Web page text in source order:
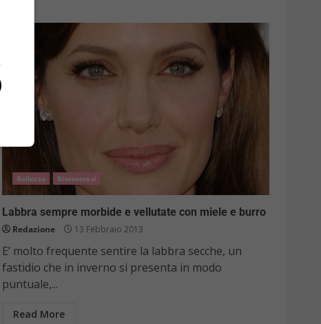
Bellezza Biocosmesi
Labbra sempre morbide e vellutate con miele e burro
Redazione 13 Febbraio 2013
E’ molto frequente sentire la labbra secche, un
fastidio che in inverno si presenta in modo
puntuale,...
Read More